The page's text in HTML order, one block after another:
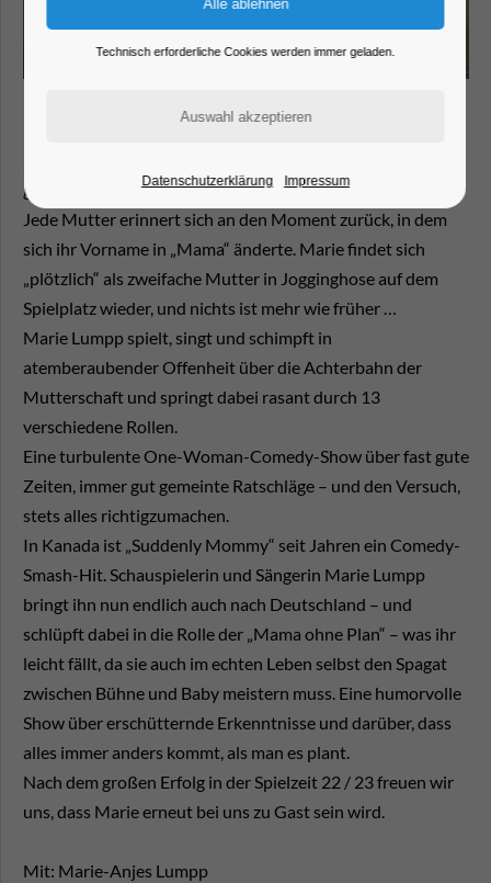
groß.“
Jede Mutter erinnert sich an den Moment zurück, in dem
sich ihr Vorname in „Mama“ änderte. Marie findet sich
„plötzlich“ als zweifache Mutter in Jogginghose auf dem
Spielplatz wieder, und nichts ist mehr wie früher …
Marie Lumpp spielt, singt und schimpft in
atemberaubender Offenheit über die Achterbahn der
Mutterschaft und springt dabei rasant durch 13
verschiedene Rollen.
Eine turbulente One-Woman-Comedy-Show über fast gute
Zeiten, immer gut gemeinte Ratschläge – und den Versuch,
stets alles richtigzumachen.
In Kanada ist „Suddenly Mommy“ seit Jahren ein Comedy-
Smash-Hit. Schauspielerin und Sängerin Marie Lumpp
bringt ihn nun endlich auch nach Deutschland – und
schlüpft dabei in die Rolle der „Mama ohne Plan“ – was ihr
leicht fällt, da sie auch im echten Leben selbst den Spagat
zwischen Bühne und Baby meistern muss. Eine humorvolle
Show über erschütternde Erkenntnisse und darüber, dass
alles immer anders kommt, als man es plant.
Nach dem großen Erfolg in der Spielzeit 22 / 23 freuen wir
uns, dass Marie erneut bei uns zu Gast sein wird.
Mit: Marie-Anjes Lumpp
Technisch erforderliche Cookies werden immer geladen.
Datenschutzerklärung Impressum